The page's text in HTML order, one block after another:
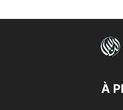
À